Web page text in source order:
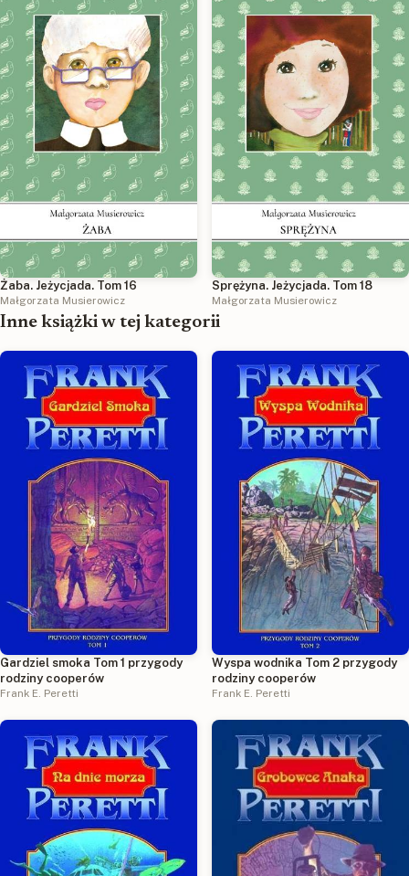
Żaba. Jeżycjada. Tom 16
Małgorzata Musierowicz
Sprężyna. Jeżycjada. Tom 18
Małgorzata Musierowicz
Inne książki w tej kategorii
Gardziel smoka Tom 1 przygody
rodziny cooperów
Frank E. Peretti
Wyspa wodnika Tom 2 przygody
rodziny cooperów
Frank E. Peretti